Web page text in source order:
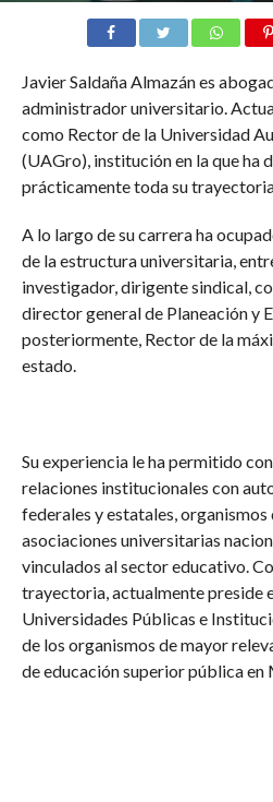
Javier Saldaña Almazán es
administrador universitario.
como Rector de la Universidad
(UAGro), institución en la que ha
prácticamente toda su
A lo largo de su carrera ha
de la estructura universitaria,
investigador, dirigente sindical,
director general de Planeación y
posteriormente, Rector de la
estado.
Su experiencia le ha permitido
relaciones institucionales con
federales y estatales, organismos
asociaciones universitarias
vinculados al sector educativo.
trayectoria, actualmente preside
Universidades Públicas e
de los organismos de mayor
de educación superior pública en